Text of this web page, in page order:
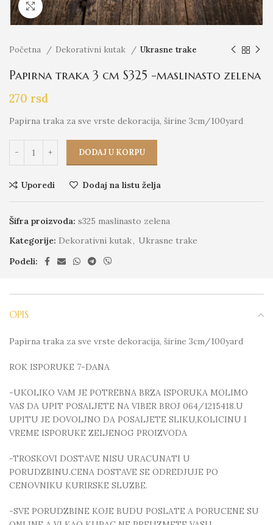
Click to enlarge
Početna Dekorativni kutak Ukrasne trake
Papirna traka 3 cm S325 -maslinasto zelena
270 rsd
Papirna traka za sve vrste dekoracija, širine 3cm/100yard
DODAJ U KORPU
Uporedi Dodaj na listu želja
Šifra proizvoda: s325 maslinasto zelena
Kategorije: Dekorativni kutak, Ukrasne trake
Podeli:
OPIS
Papirna traka za sve vrste dekoracija, širine 3cm/100yard
ROK ISPORUKE 7-DANA
-UKOLIKO VAM JE POTREBNA BRZA ISPORUKA MOLIMO
VAS DA UPIT POSALJETE NA VIBER BROJ 064/1215418.U
UPITU JE DOVOLJNO DA POSALJETE SLIKU,KOLICINU I
VREME ISPORUKE ZELJENOG PROIZVODA
-TROSKOVI DOSTAVE NISU URACUNATI U
PORUDZBINU.CENA DOSTAVE SE ODREDJUJE PO
CENOVNIKU KURIRSKE SLUZBE.
-SVE PORUDZBINE KOJE BUDU POSLATE A PORUCENE SU